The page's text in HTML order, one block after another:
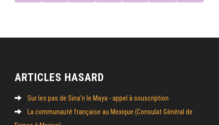
ARTICLES HASARD
Sur les pas de Sina’n le Maya - appel à souscription
La communauté française au Mexique (Consulat Général de